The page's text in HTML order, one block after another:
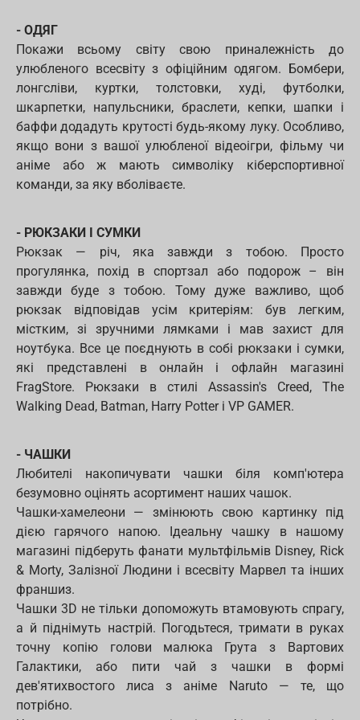
- ОДЯГ
Покажи всьому світу свою приналежність до
улюбленого всесвіту з офіційним одягом. Бомбери,
лонгсліви, куртки, толстовки, худі, футболки,
шкарпетки, напульсники, браслети, кепки, шапки і
баффи додадуть крутості будь-якому луку. Особливо,
якщо вони з вашої улюбленої відеоігри, фільму чи
аніме або ж мають символіку кіберспортивної
команди, за яку вболіваєте.
- РЮКЗАКИ І СУМКИ
Рюкзак — річ, яка завжди з тобою. Просто
прогулянка, похід в спортзал або подорож – він
завжди буде з тобою. Тому дуже важливо, щоб
рюкзак відповідав усім критеріям: був легким,
містким, зі зручними лямками і мав захист для
ноутбука. Все це поєднують в собі рюкзаки і сумки,
які представлені в онлайн і офлайн магазині
FragStore. Рюкзаки в стилі Assassin's Creed, The
Walking Dead, Batman, Harry Potter і VP GAMER.
- ЧАШКИ
Любителі накопичувати чашки біля комп'ютера
безумовно оцінять асортимент наших чашок.
Чашки-хамелеони — змінюють свою картинку під
дією гарячого напою. Ідеальну чашку в нашому
магазині підберуть фанати мультфільмів Disney, Rick
& Morty, Залізної Людини і всесвіту Марвел та інших
франшиз.
Чашки 3D не тільки допоможуть втамовують спрагу,
а й піднімуть настрій. Погодьтеся, тримати в руках
точну копію голови малюка Грута з Вартових
Галактики, або пити чай з чашки в формі
дев'ятихвостого лиса з аніме Naruto — те, що
потрібно.